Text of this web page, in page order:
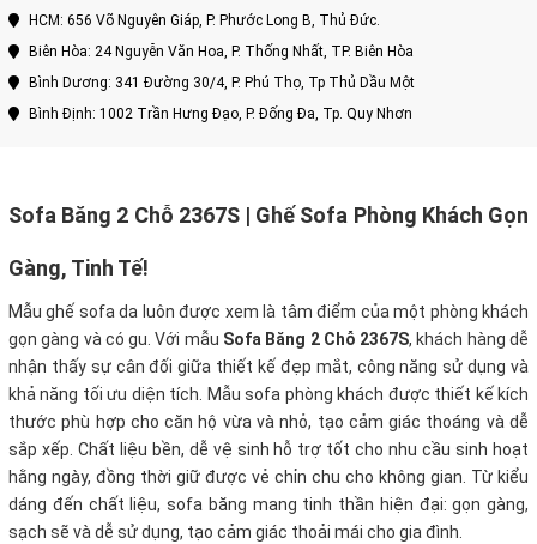
HCM: 656 Võ Nguyên Giáp, P. Phước Long B, Thủ Đức.
Biên Hòa: 24 Nguyễn Văn Hoa, P. Thống Nhất, TP. Biên Hòa
Bình Dương: 341 Đường 30/4, P. Phú Thọ, Tp Thủ Dầu Một
Bình Định: 1002 Trần Hưng Đạo, P. Đống Đa, Tp. Quy Nhơn
Sofa Băng 2 Chỗ 2367S | Ghế Sofa Phòng Khách Gọn
Gàng, Tinh Tế!
Mẫu ghế sofa da luôn được xem là tâm điểm của một phòng khách
gọn gàng và có gu. Với mẫu Sofa Băng 2 Chỗ 2367S, khách hàng dễ
nhận thấy sự cân đối giữa thiết kế đẹp mắt, công năng sử dụng và
khả năng tối ưu diện tích. Mẫu sofa phòng khách được thiết kế kích
thước phù hợp cho căn hộ vừa và nhỏ, tạo cảm giác thoáng và dễ
sắp xếp. Chất liệu bền, dễ vệ sinh hỗ trợ tốt cho nhu cầu sinh hoạt
hằng ngày, đồng thời giữ được vẻ chỉn chu cho không gian. Từ kiểu
dáng đến chất liệu, sofa băng mang tinh thần hiện đại: gọn gàng,
sạch sẽ và dễ sử dụng, tạo cảm giác thoải mái cho gia đình.